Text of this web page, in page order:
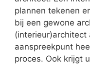
plannen tekenen
bij een gewone
(interieur)architect
aanspreekpunt
proces. Ook krijgt